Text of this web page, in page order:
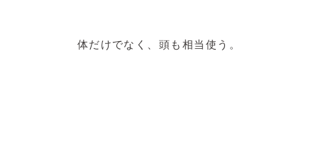
体だけでなく、頭も相当使う。